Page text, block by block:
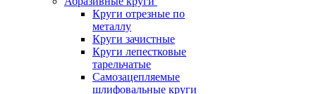
Круги отрезные по
металлу
Круги зачистные
Круги лепестковые
тарельчатые
Самозацепляемые
шлифовальные круги